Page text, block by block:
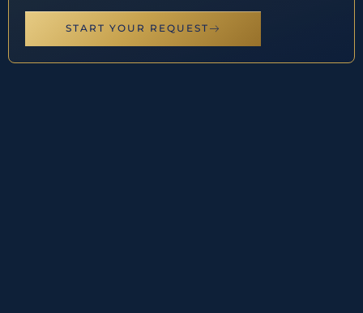
START YOUR REQUEST